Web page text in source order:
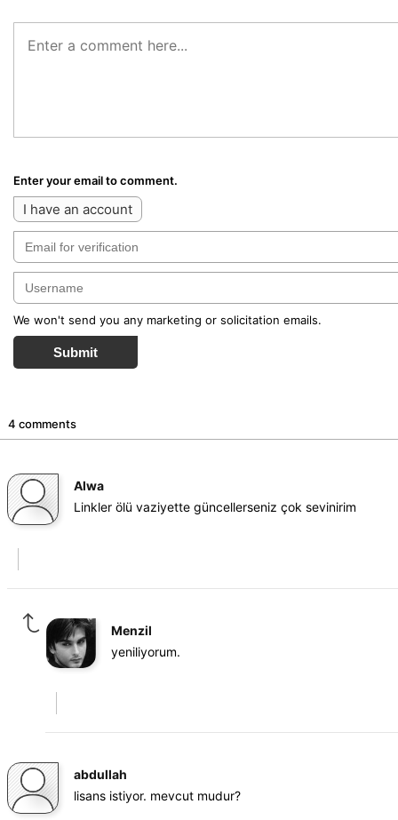
Enter your email to comment.
I have an account
We won't send you any marketing or solicitation emails.
Submit
4 comments
Alwa
Linkler ölü vaziyette güncellerseniz çok sevinirim
Menzil
yeniliyorum.
abdullah
lisans istiyor. mevcut mudur?